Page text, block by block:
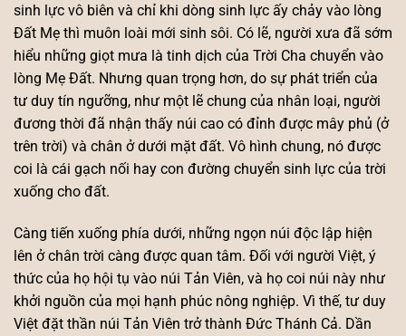
sinh lực vô biên và chỉ khi dòng sinh lực ấy chảy vào lòng
Đất Mẹ thì muôn loài mới sinh sôi. Có lẽ, người xưa đã sớm
hiểu những giọt mưa là tinh dịch của Trời Cha chuyển vào
lòng Mẹ Đất. Nhưng quan trọng hơn, do sự phát triển của
tư duy tín ngưỡng, như một lẽ chung của nhân loại, người
đương thời đã nhận thấy núi cao có đỉnh được mây phủ (ở
trên trời) và chân ở dưới mặt đất. Vô hình chung, nó được
coi là cái gạch nối hay con đường chuyển sinh lực của trời
xuống cho đất.
Càng tiến xuống phía dưới, những ngọn núi độc lập hiện
lên ở chân trời càng được quan tâm. Đối với người Việt, ý
thức của họ hội tụ vào núi Tản Viên, và họ coi núi này như
khởi nguồn của mọi hạnh phúc nông nghiệp. Vì thế, tư duy
Việt đặt thần núi Tản Viên trở thành Đức Thánh Cả. Dần